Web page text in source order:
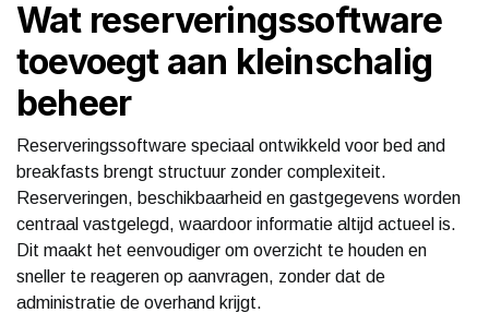
Wat reserveringssoftware
toevoegt aan kleinschalig
beheer
Reserveringssoftware speciaal ontwikkeld voor bed and
breakfasts brengt structuur zonder complexiteit.
Reserveringen, beschikbaarheid en gastgegevens worden
centraal vastgelegd, waardoor informatie altijd actueel is.
Dit maakt het eenvoudiger om overzicht te houden en
sneller te reageren op aanvragen, zonder dat de
administratie de overhand krijgt.